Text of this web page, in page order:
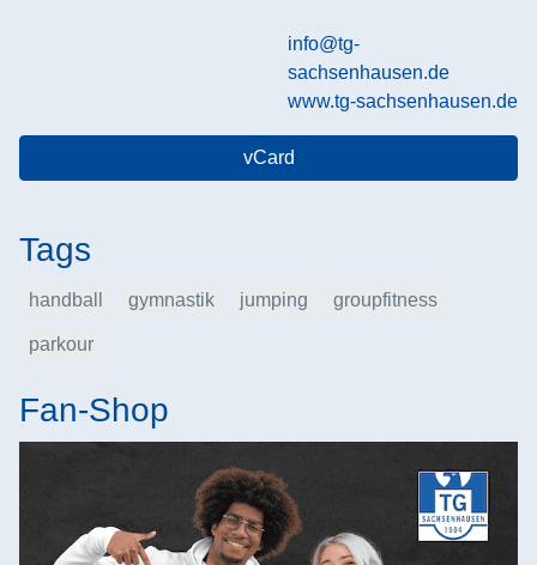
info@tg-
sachsenhausen.de
www.tg-sachsenhausen.de
vCard
Tags
handball gymnastik jumping groupfitness
parkour
Fan-Shop